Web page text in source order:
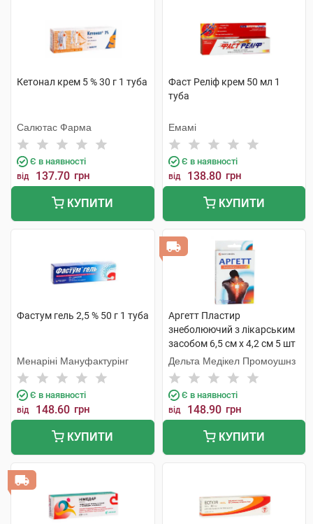
Кетонал крем 5 % 30 г 1 туба
Салютас Фарма
Є в наявності
від 137.70 грн
КУПИТИ
Фаст Реліф крем 50 мл 1
туба
Емамі
Є в наявності
від 138.80 грн
КУПИТИ
Фастум гель 2,5 % 50 г 1 туба
Менаріні Мануфактурінг
Є в наявності
від 148.60 грн
КУПИТИ
Аргетт Пластир
знеболюючий з лікарським
засобом 6,5 см х 4,2 см 5 шт
Дельта Медікел Промоушнз
Є в наявності
від 148.90 грн
КУПИТИ